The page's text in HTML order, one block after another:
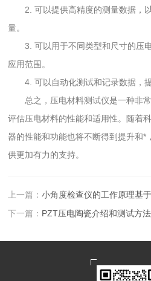
2. 可以提供高精度的测量数据，
量。
3. 可以用于不同类型和尺寸的压
应用范围。
4. 可以自动化测试和记录数据，提
总之，压电材料测试仪是一种非常
评估压电材料的性能和适用性。随着
器的性能和功能也将不断得到提升和*
供更加有力的支持。
上一篇：小角度检查仪的工作原理基于
下一篇： PZT压电陶瓷介绍和测试方